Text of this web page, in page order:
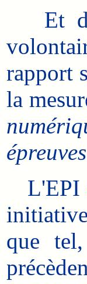
Et
rapport
la
L'EPI
que